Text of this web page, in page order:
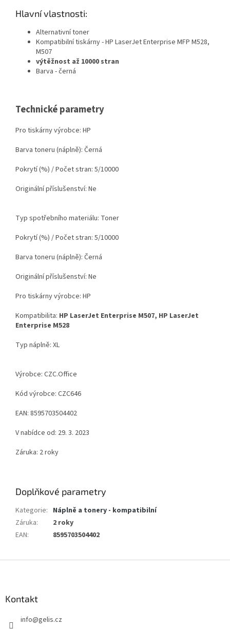
Hlavní vlastnosti:
Alternativní toner
Kompatibilní tiskárny - HP LaserJet Enterprise MFP M528,
M507
výtěžnost až 10000 stran
Barva - černá
Technické parametry
Pro tiskárny výrobce: HP
Barva toneru (náplně): Černá
Pokrytí (%) / Počet stran: 5/10000
Originální příslušenství: Ne
Typ spotřebního materiálu: Toner
Pokrytí (%) / Počet stran: 5/10000
Barva toneru (náplně): Černá
Originální příslušenství: Ne
Pro tiskárny výrobce: HP
Kompatibilita: HP LaserJet Enterprise M507, HP LaserJet
Enterprise M528
Typ náplně: XL
Výrobce: CZC.Office
Kód výrobce: CZC646
EAN: 8595703504402
V nabídce od: 29. 3. 2023
Záruka: 2 roky
Doplňkové parametry
Kategorie: Náplně a tonery - kompatibilní
Záruka:
2 roky
EAN: 8595703504402
Kontakt
info@gelis.cz